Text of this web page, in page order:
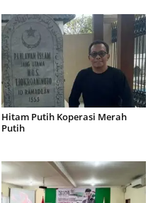
Hitam Putih Koperasi Merah
Putih